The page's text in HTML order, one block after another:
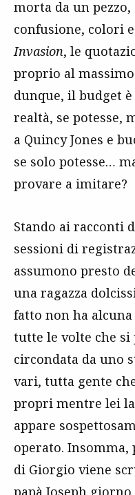
morta da un
confusione, colori
Invasion, le
proprio al
dunque, il budget
realtà, se potesse,
a Quincy Jones e
se solo potesse…
provare a imitare?
Stando ai racconti
sessioni di
assumono presto
una ragazza
fatto non ha
tutte le volte che
circondata da uno
vari, tutta gente
propri mentre lei
appare
operato.
di Giorgio viene
papà Joseph